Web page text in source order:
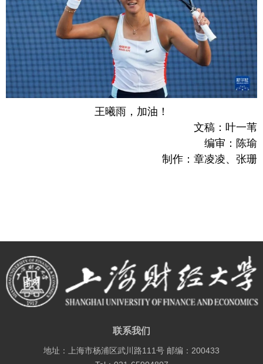
王曦雨，加油！
文稿：叶一苇
编审：陈瑜
制作：章凌凌、张珊
联系我们
地址：上海市杨浦区武川路111号 邮编：200433